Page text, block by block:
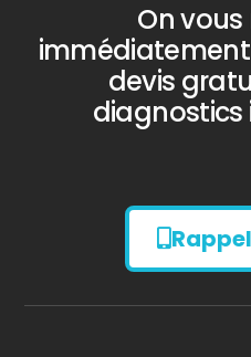
Diagnostic
AMIANTE
On
devis
diagnostics